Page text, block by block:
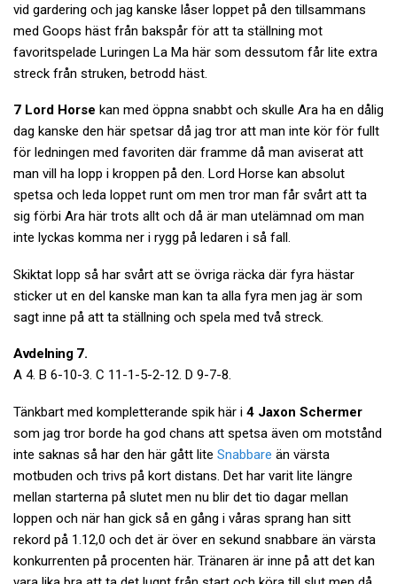
vid gardering och jag kanske låser loppet på den tillsammans
med Goops häst från bakspår för att ta ställning mot
favoritspelade Luringen La Ma här som dessutom får lite extra
streck från struken, betrodd häst.
7 Lord Horse kan med öppna snabbt och skulle Ara ha en dålig
dag kanske den här spetsar då jag tror att man inte kör för fullt
för ledningen med favoriten där framme då man aviserat att
man vill ha lopp i kroppen på den. Lord Horse kan absolut
spetsa och leda loppet runt om men tror man får svårt att ta
sig förbi Ara här trots allt och då är man utelämnad om man
inte lyckas komma ner i rygg på ledaren i så fall.
Skiktat lopp så har svårt att se övriga räcka där fyra hästar
sticker ut en del kanske man kan ta alla fyra men jag är som
sagt inne på att ta ställning och spela med två streck.
Avdelning 7.
A 4. B 6-10-3. C 11-1-5-2-12. D 9-7-8.
Tänkbart med kompletterande spik här i 4 Jaxon Schermer
som jag tror borde ha god chans att spetsa även om motstånd
inte saknas så har den här gått lite Snabbare än värsta
motbuden och trivs på kort distans. Det har varit lite längre
mellan starterna på slutet men nu blir det tio dagar mellan
loppen och när han gick så en gång i våras sprang han sitt
rekord på 1.12,0 och det är över en sekund snabbare än värsta
konkurrenten på procenten här. Tränaren är inne på att det kan